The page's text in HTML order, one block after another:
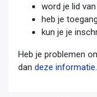
word je lid
heb je
kun je je
Heb je problemen
dan deze informatie